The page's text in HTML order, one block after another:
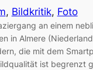
, Bildkritik, Foto
an einem
in Almere
die mit dem
ist begrenzt